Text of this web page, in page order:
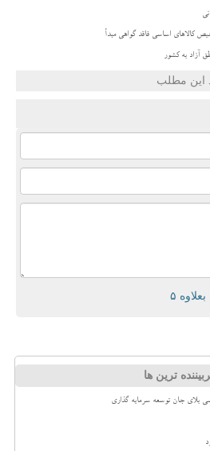
کالاهای اساسی فاقد گواهی مبدأ
آزاد به کشور
این مطلب
ترین ها
بلای جان توسعه سرمایه گذاری